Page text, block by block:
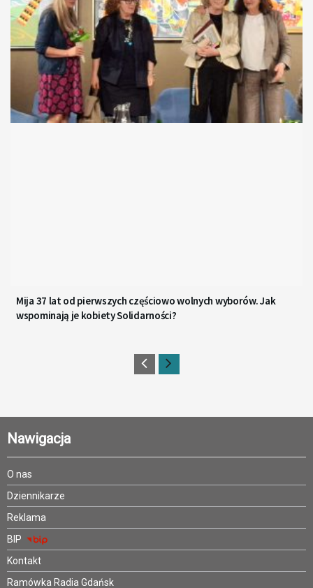
Mija 37 lat od pierwszych częściowo wolnych wyborów. Jak
wspominają je kobiety Solidarności?
Nawigacja
O nas
Dziennikarze
Reklama
BIP
Kontakt
Ramówka Radia Gdańsk